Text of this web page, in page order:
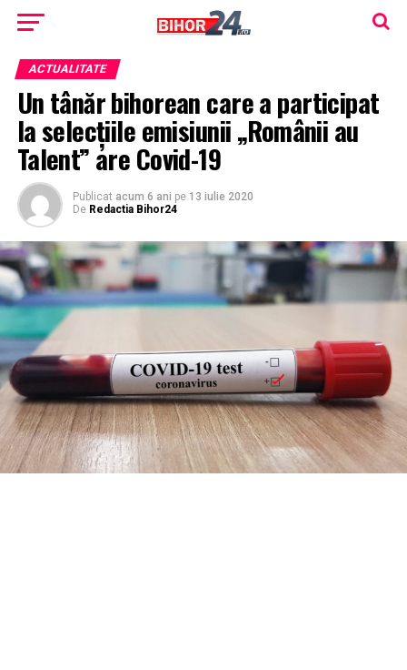
ACTUALITATE
Un tânăr bihorean care a participat
la selecțiile emisiunii „Românii au
Talent” are Covid-19
Publicat acum 6 ani pe 13 iulie 2020
De Redactia Bihor24